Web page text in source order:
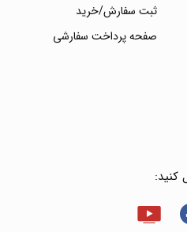
ثبت سفارش/خرید
صفحه پرداخت سفارشی
کنید: